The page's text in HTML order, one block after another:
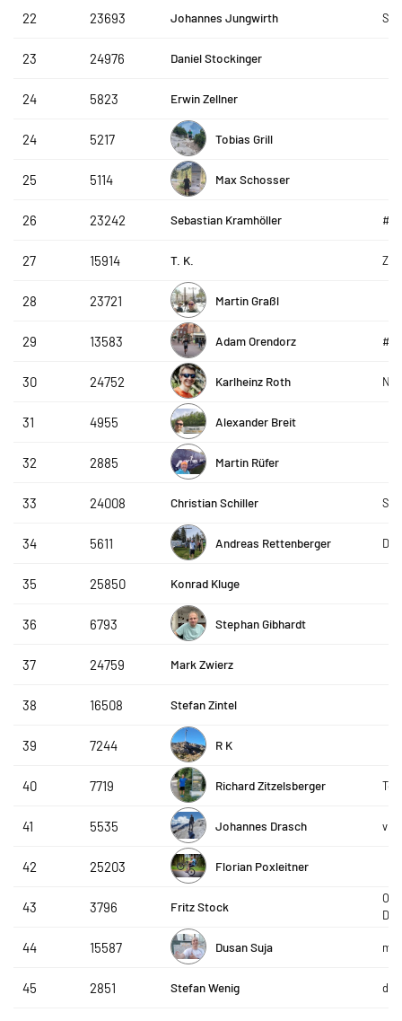
22 23693 Johannes Jungwirth SC
23 24976 Daniel Stockinger
24 5823 Erwin Zellner
24 5217 Tobias Grill
25 5114 Max Schosser
26 23242 Sebastian Kramhöller
27 15914 T. K. ZF
28 23721 Martin Graßl
29 13583 Adam Orendorz
30 24752 Karlheinz Roth
31 4955 Alexander Breit
32 2885 Martin Rüfer
33 24008 Christian Schiller
34 5611 Andreas Rettenberger
35 25850 Konrad Kluge
36 6793 Stephan Gibhardt
37 24759 Mark Zwierz
38 16508 Stefan Zintel
39 7244 R K
40 7719 Richard Zitzelsberger
41 5535 Johannes Drasch
42 25203 Florian Poxleitner
43 3796 Fritz Stock
44 15587 Dusan Suja
45 2851 Stefan Wenig